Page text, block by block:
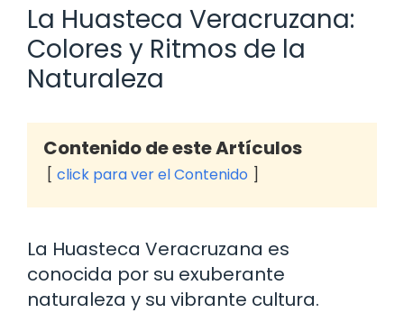
La Huasteca Veracruzana:
Colores y Ritmos de la
Naturaleza
Contenido de este Artículos
click para ver el Contenido
La Huasteca Veracruzana es
conocida por su exuberante
naturaleza y su vibrante cultura.